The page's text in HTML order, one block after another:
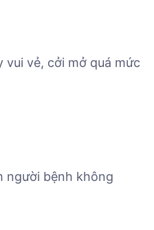
vui vẻ, cởi mở quá mức
người bệnh không